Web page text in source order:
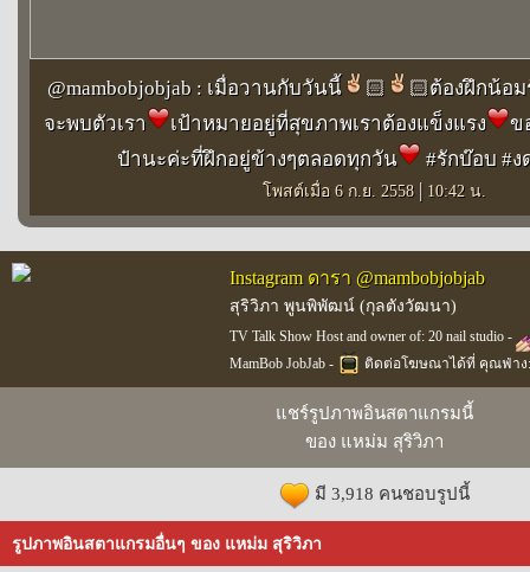
@mambobjobjab : เมื่อวานกับวันนี้ 🏻️
🏻ต้องฝึกน้อ
จะพบตัวเรา
️เป้าหมายอยู่ที่สุขภาพเราต้องแข็งแรง
ข
ป๋านะค่ะที่ฝึกอยู่ข้างๆตลอดทุกวัน
#รักบ๊อบ #
โพสต์เมื่อ 6 ก.ย. 2558 | 10:42 น.
Instagram ดารา @mambobjobjab
สุริวิภา พูนพิพัฒน์ (กุลตังวัฒนา)
TV Talk Show Host and owner of: 20 nail studio -
MamBob JobJab -
ติดต่อโฆษณาได้ที่ คุณฟ่าง:
แชร์รูปภาพอินสตาแกรมนี้
ของ แหม่ม สุริวิภา
มี 3,918 คนชอบรูปนี้
รูปภาพอินสตาแกรมอื่นๆ ของ แหม่ม สุริวิภา